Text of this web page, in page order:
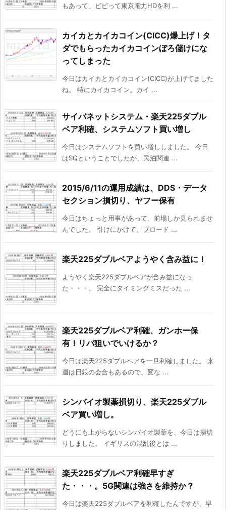
もあって、ビビって東京電力HDを利 ...
カイカとカイカコイン(CICC)爆上げ！タ
ダでもらったカイカコインぼろ儲けにな
ってしまった
今日はカイカとカイカコイン(CICC)が上げてました
ね。 特にカイカコイン。カイ ...
サイバネットシステム・楽天225ダブル
ベア利確、システムソフト買い増し
今日はシステムソフトを買い増ししました。 今日
はSQということでしたが、民泊関連 ...
2015/6/11の運用成績は、DDS・データ
セクション損切り、ヤフー保有
今日はちょっと用事があって、前場しか見られませ
んでした。 引けにかけて、ブロード ...
楽天225ダブルベアようやく含み益に！
ようやく楽天225ダブルベアが含み益になっ
た・・・。 完全にタイミングミスだった ...
楽天225ダブルベア利確、ガンホー保
有！リバ狙いでいけるか？
今日は楽天225ダブルベアを一旦利確しました。 来
週は日銀の会合もあるので、変な ...
シンバイオ製薬損切り、楽天225ダブル
ベア買い増し。
どうにも上がらないシンバイオ製薬を、今日は損切
りしました。 イギリスの混乱後とは ...
楽天225ダブルベア利確早すぎ
た・・・。5G関連は強さを維持か？
今日は楽天225ダブルベアを利確したんですが、早